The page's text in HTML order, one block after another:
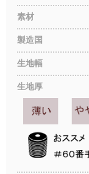
素材
製造国
生地幅
生地厚